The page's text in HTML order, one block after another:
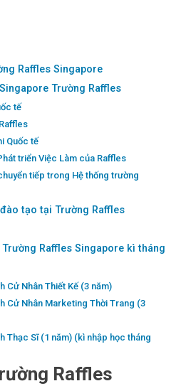
Raffles Singapore
Trường Raffles
tế
Quốc tế
triển Việc Làm của Raffles
tiếp trong Hệ thống trường
tạo tại Trường Raffles
Trường Raffles Singapore kì tháng
Cử Nhân Thiết Kế (3 năm)
Cử Nhân Marketing Thời Trang (3
Thạc Sĩ (1 năm) (kì nhập học tháng
Raffles